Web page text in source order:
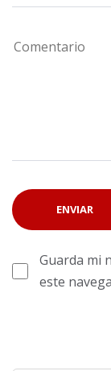
Guarda mi
este